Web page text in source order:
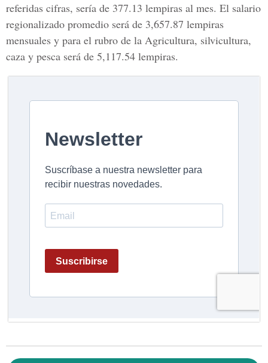
referidas cifras, sería de 377.13 lempiras al mes. El salario
regionalizado promedio será de 3,657.87 lempiras
mensuales y para el rubro de la Agricultura, silvicultura,
caza y pesca será de 5,117.54 lempiras.